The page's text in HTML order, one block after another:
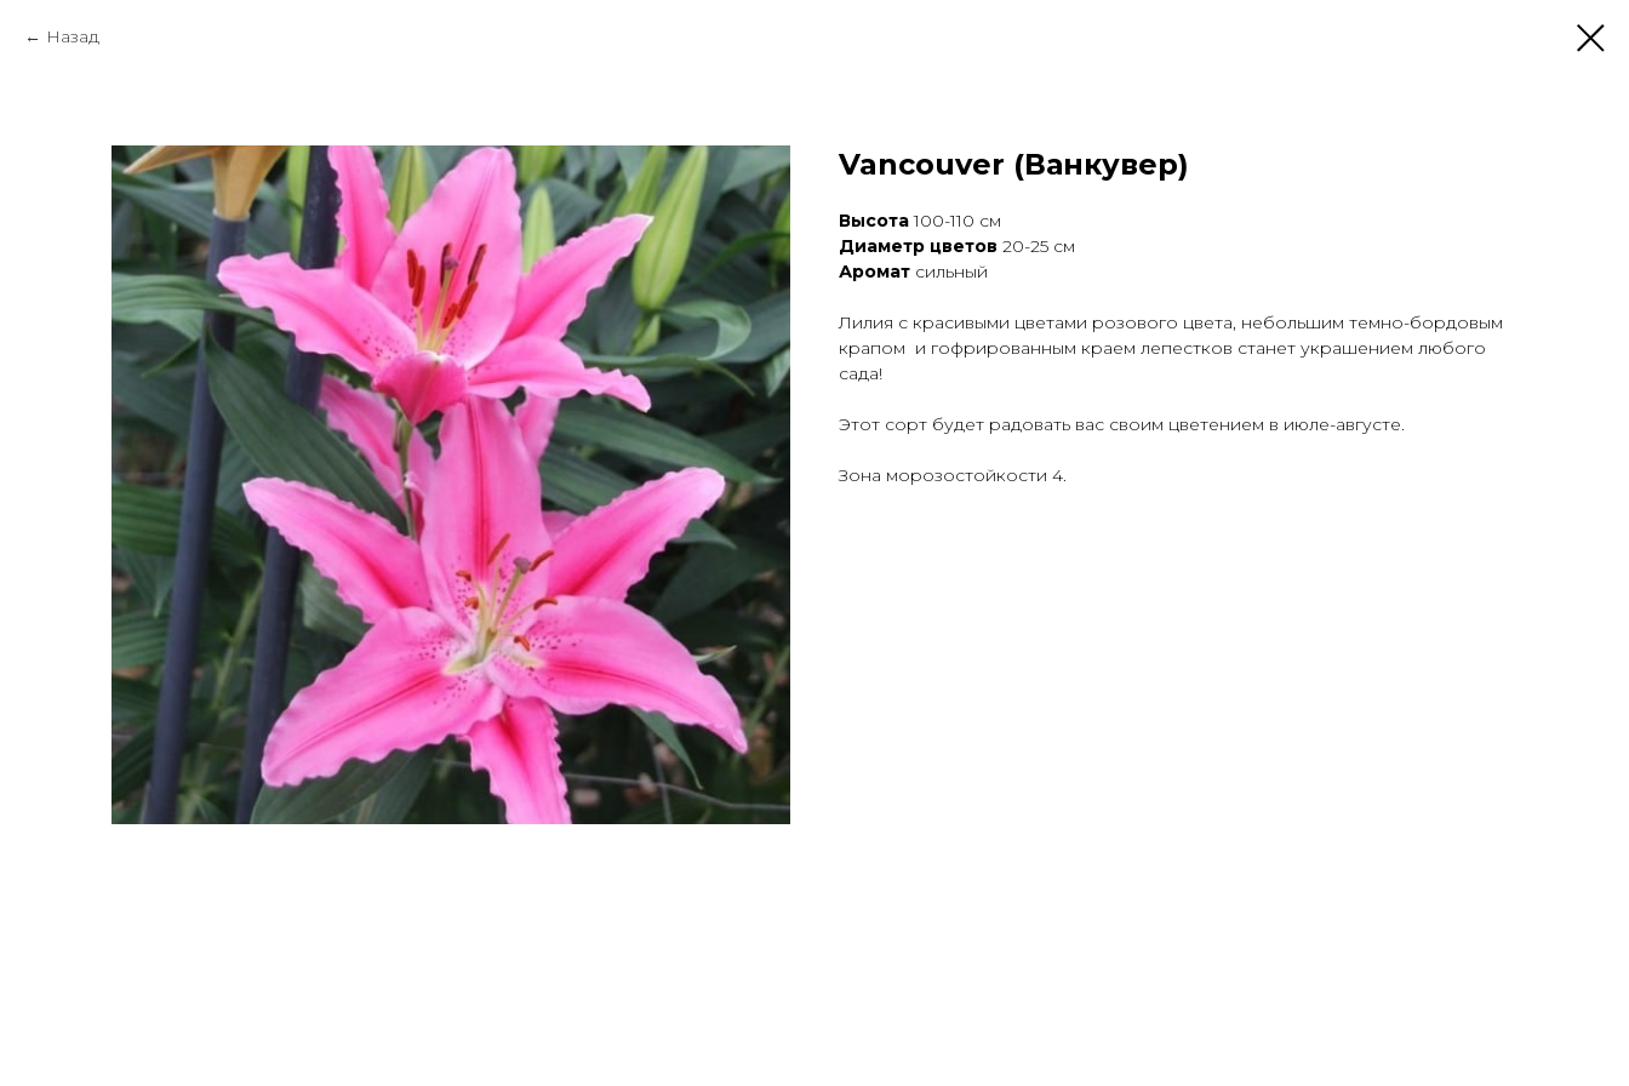
Назад
Vancouver (Ванкувер)
Высота100-110 см
Диаметр цветов 20-25 см
Аромат сильный
Лилия с красивыми цветами розового цвета, небольшим темно-бордовым
крапом и гофрированным краем лепестков станет украшением любого
сада!
Этот сорт будет радовать вас своим цветением в июле-августе.
Зона морозостойкости 4.